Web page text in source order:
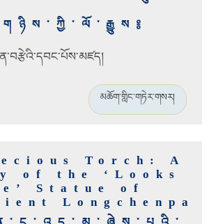
མཆོག་གླིང་གཏེར་གསར།
Torch: A
of the ‘Looks
Statue of
Longchenpa